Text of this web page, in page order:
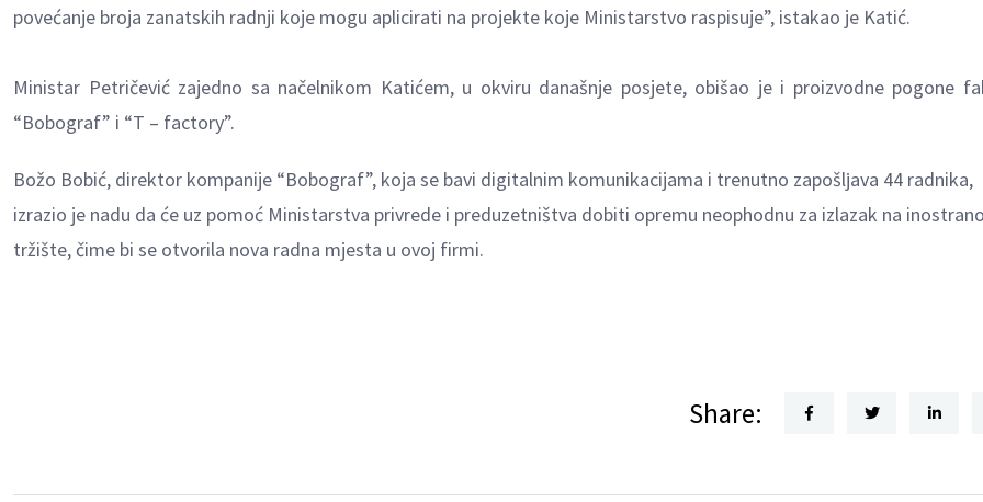
povećanje broja zanatskih radnji koje mogu aplicirati na projekte koje Ministarstvo raspisuje”, istakao je Katić.
Ministar Petričević zajedno sa načelnikom Katićem, u okviru današnje posjete, obišao je i proizvodne pogone
“Bobograf” i “T – factory”.
Božo Bobić, direktor kompanije “Bobograf”, koja se bavi digitalnim komunikacijama i trenutno zapošlјava 44 radnika,
izrazio je nadu da će uz pomoć Ministarstva privrede i preduzetništva dobiti opremu neophodnu za izlazak na inostrano
tržište, čime bi se otvorila nova radna mjesta u ovoj firmi.
Share: